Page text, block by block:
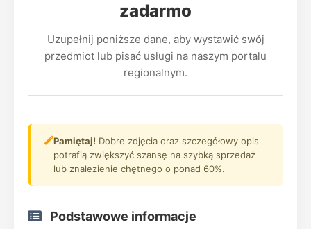
zadarmo
Uzupełnij poniższe dane, aby wystawić swój
przedmiot lub pisać usługi na naszym portalu
regionalnym.
Pamiętaj! Dobre zdjęcia oraz szczegółowy opis
potrafią zwiększyć szansę na szybką sprzedaż
lub znalezienie chętnego o ponad 60%.
Podstawowe informacje